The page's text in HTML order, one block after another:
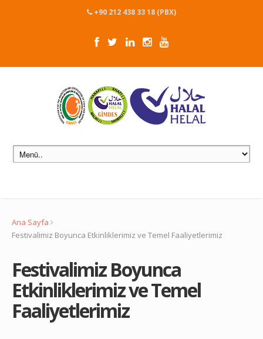
+90 212 438 33 18 (PBX)
Ana Sayfa
Festivalimiz Boyunca Etkinliklerimiz ve Temel Faaliyetlerimiz
Festivalimiz Boyunca
Etkinliklerimiz ve Temel
Faaliyetlerimiz